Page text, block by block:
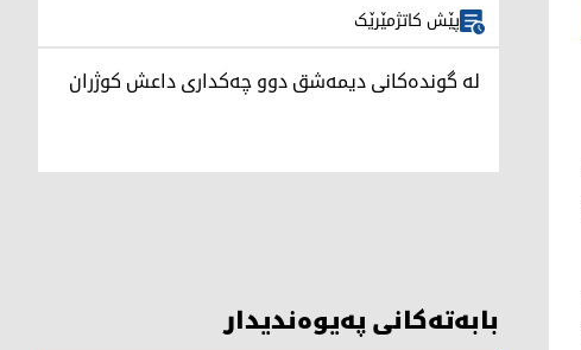
پێش کاتژمێرێک
لە گوندەکانی دیمەشق دوو چەکداری داعش کوژران
بابەتەکانی پەیوەندیدار